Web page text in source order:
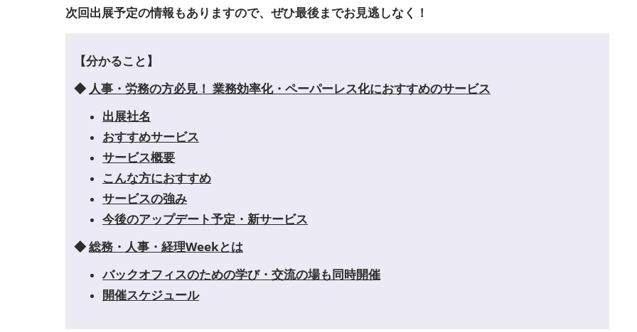
次回出展予定の情報もありますので、ぜひ最後までお見逃しなく！
【分かること】
◆ 人事・労務の方必見！ 業務効率化・ペーパーレス化におすすめのサービス
出展社名
おすすめサービス
サービス概要
こんな方におすすめ
サービスの強み
今後のアップデート予定・新サービス
◆総務・人事・経理Weekとは
バックオフィスのための学び・交流の場も同時開催
開催スケジュール